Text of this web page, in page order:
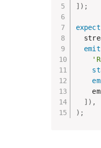
] ) ;
expect
] ) ,
) ;